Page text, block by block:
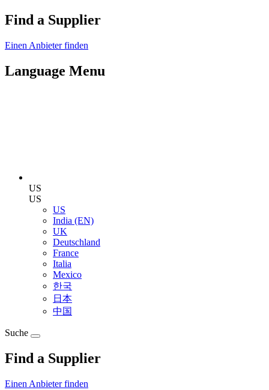
Find a Supplier
Einen Anbieter finden
Language Menu
US
US
US
India (EN)
UK
Deutschland
France
Italia
Mexico
한국
日本
中国
Suche
Find a Supplier
Einen Anbieter finden